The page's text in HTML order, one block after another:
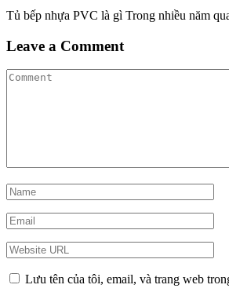
Tủ bếp nhựa PVC là gì Trong nhiều năm
Leave a Comment
Lưu tên của tôi, email, và trang web